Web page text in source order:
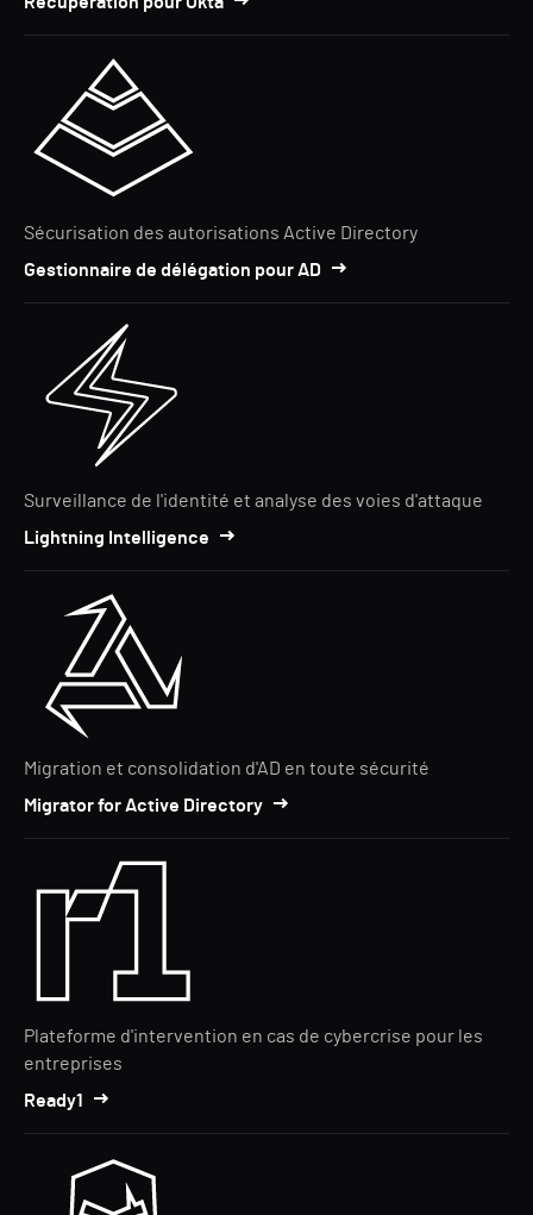
Sécurisation des autorisations Active Directory
Gestionnaire de délégation pour AD
Surveillance de l'identité et analyse des voies d'attaque
Lightning Intelligence
Migration et consolidation d'AD en toute sécurité
Migrator for Active Directory
Plateforme d'intervention en cas de cybercrise pour les
entreprises
Ready1